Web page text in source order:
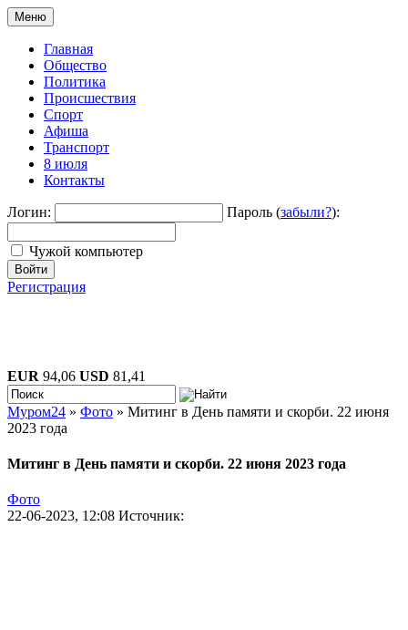
Меню
Главная
Общество
Политика
Происшествия
Спорт
Афиша
Транспорт
8 июля
Контакты
Логин: Пароль (забыли?):
Чужой компьютер
Войти
Регистрация
EUR 94,06 USD 81,41
Муром24 » Фото » Митинг в День памяти и скорби. 22 июня
2023 года
Митинг в День памяти и скорби. 22 июня 2023 года
Фото
22-06-2023, 12:08 Источник: